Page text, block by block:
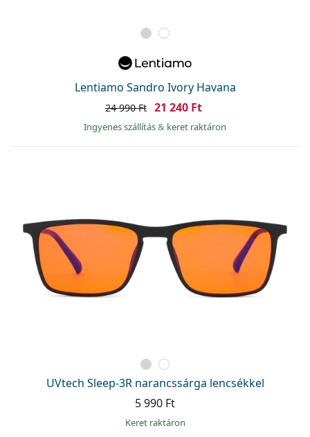
Lentiamo Sandro Ivory Havana
24 990 Ft 21 240 Ft
Ingyenes szállítás& keret raktáron
UVtech Sleep-3R narancssárga lencsékkel
5 990 Ft
keret raktáron